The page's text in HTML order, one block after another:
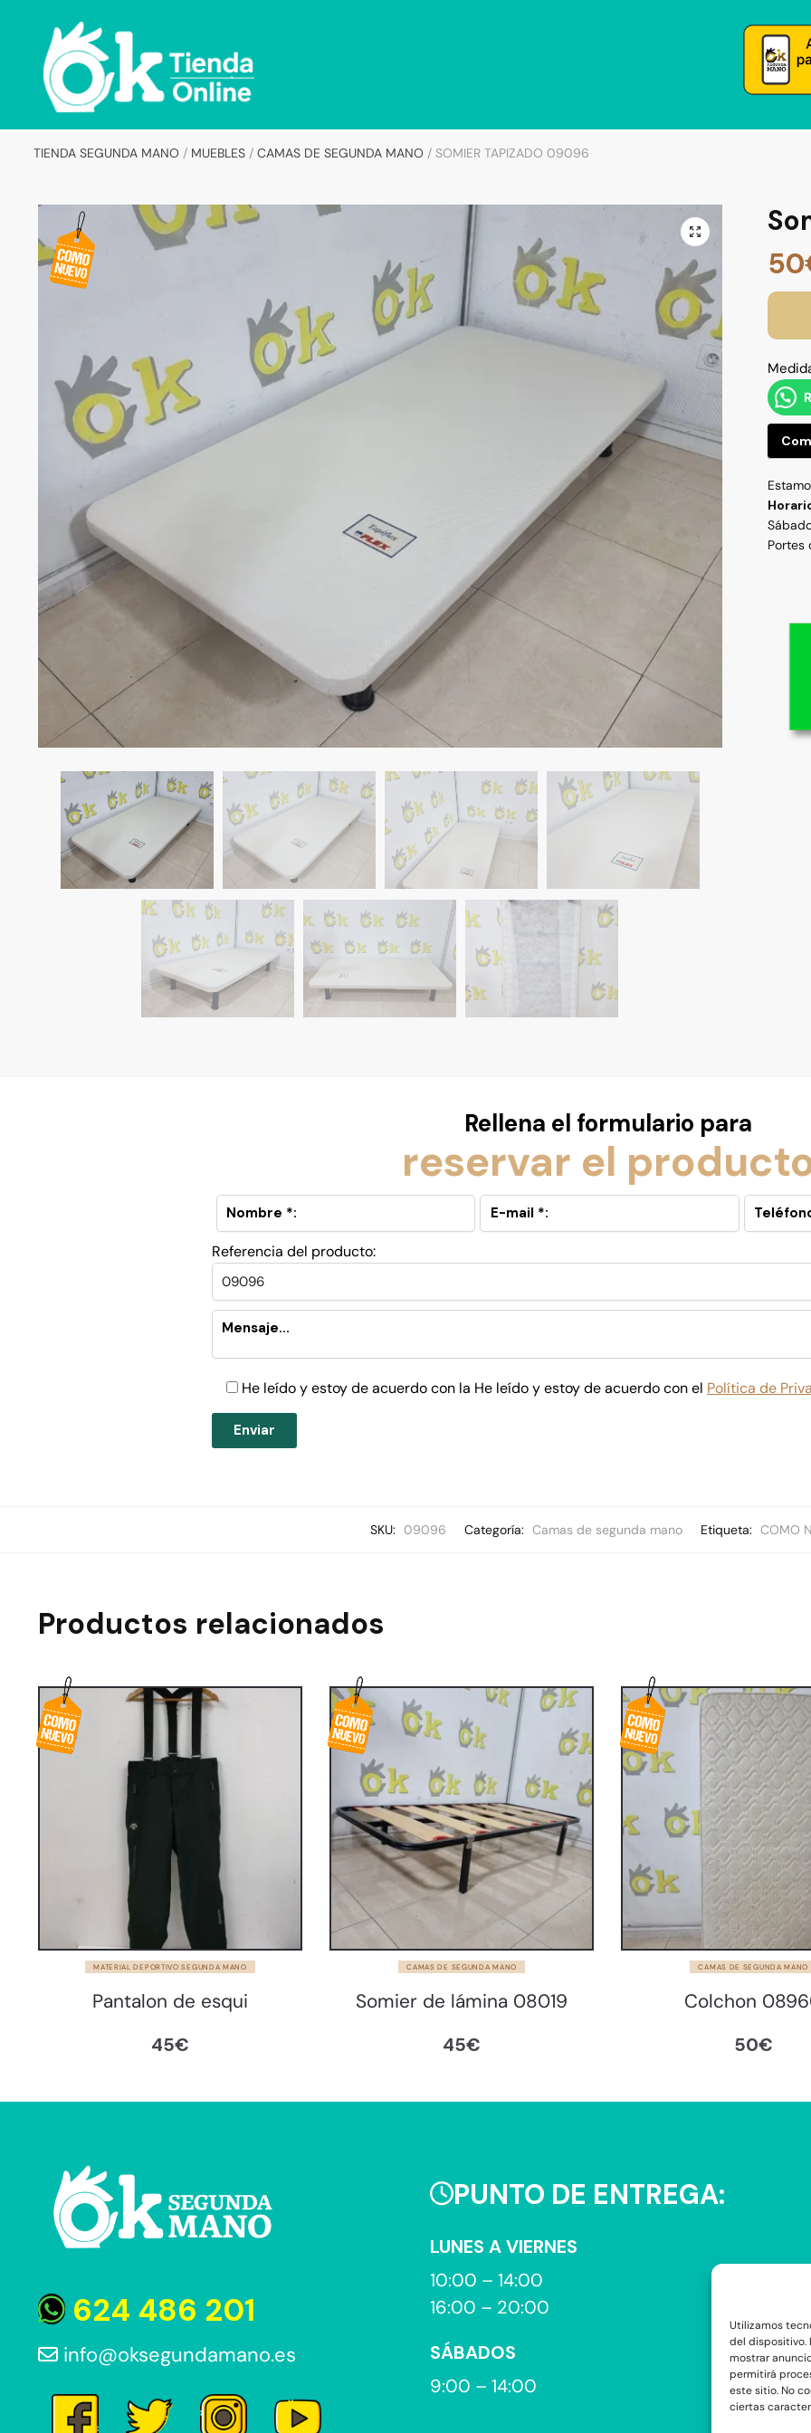
Utilizamos
del dispositivo.
mostrar
permitirá
este sitio. No
ciertas
navigation
content
TIENDA SEGUNDA MANO / MUEBLES/ CAMAS DE SEGUNDA MANO / SOMIER TAPIZADO 09096
50
Portes
Rellena el formulario para
reservar el
Referencia del producto:
He leído y estoy de acuerdo con la He leído y estoy de acuerdo con el Política de
SKU: 09096 Categoría: Camas de segunda mano Etiqueta: COMO
Productos relacionados
MATERIAL DEPORTIVO SEGUNDA MANO
Pantalon de esqui
45€
CAMAS DE SEGUNDA MANO
Somier de lámina 08019
45€
CAMAS DE SEGUNDA MANO
Colchon
50€
624 486 201
info@oksegundamano.es
PUNTO DE ENTREGA:
LUNES A VIERNES
10:00 – 14:00
16:00 – 20:00
SÁBADOS
9:00 – 14:00